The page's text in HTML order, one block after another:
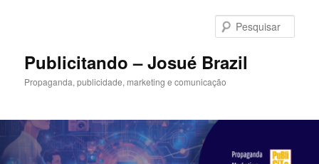
principalPublicitando – Josué Brazil
Propaganda, publicidade, marketing e comunicação